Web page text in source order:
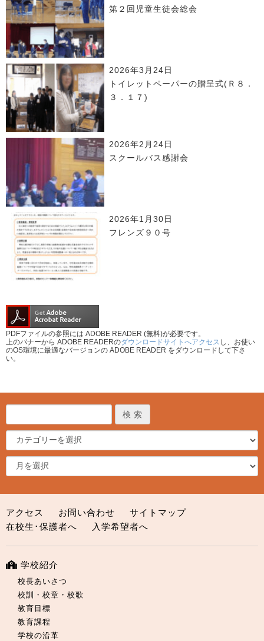
第２回児童生徒会総会
2026年3月24日
トイレットペーパーの贈呈式(Ｒ８．
３．１７)
2026年2月24日
スクールバス感謝会
2026年1月30日
フレンズ９０号
PDFファイルの参照には ADOBE READER (無料)が必要です。
上のバナーから ADOBE READERのダウンロードサイトへアクセス し、お使い
のOS環境に最適なバージョンの ADOBE READER をダウンロードして下さ
い。
アクセス お問い合わせ
サイトマップ
在校生･保護者へ
入学希望者へ
学校紹介
校長あいさつ
校訓・校章・校歌
教育目標
教育課程
学校の沿革